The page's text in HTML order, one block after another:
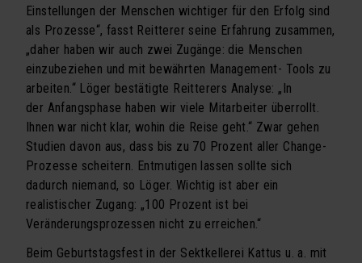
ÜBER UNS
Team
Kooperationen
Referenzen
proM² in der Presse
Downloads
UDO
Einstellungen der Menschen wichtiger für den Erfolg sind
als Prozesse“, fasst Reitterer seine Erfahrung zusammen,
„daher haben wir auch zwei Zugänge: die Menschen
einzubeziehen und mit bewährten Management- Tools zu
arbeiten.“ Löger bestätigte Reitterers Analyse: „In
der Anfangsphase haben wir viele Mitarbeiter überrollt.
Ihnen war nicht klar, wohin die Reise geht.“ Zwar gehen
Studien davon aus, dass bis zu 70 Prozent aller Change-
Prozesse scheitern. Entmutigen lassen sollte sich
dadurch niemand, so Löger. Wichtig ist aber ein
realistischer Zugang: „100 Prozent ist bei
Veränderungsprozessen nicht zu erreichen.“
Beim Geburtstagsfest in der Sektkellerei Kattus u. a. mit